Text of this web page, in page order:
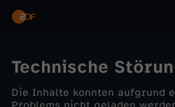
Technische
Die Inhalte konnten aufgrund